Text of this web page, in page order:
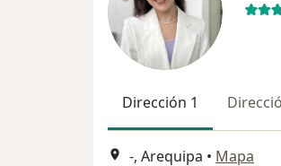
Dirección 1
-, Arequipa • Mapa